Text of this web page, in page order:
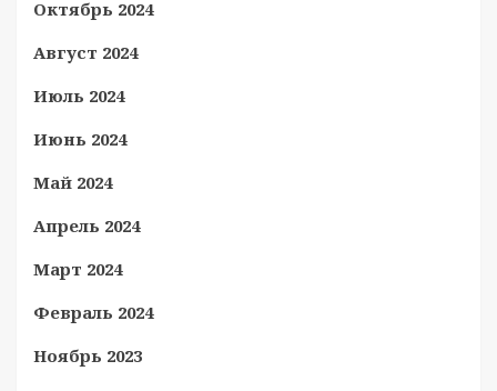
Октябрь 2024
Август 2024
Июль 2024
Июнь 2024
Май 2024
Апрель 2024
Март 2024
Февраль 2024
Ноябрь 2023